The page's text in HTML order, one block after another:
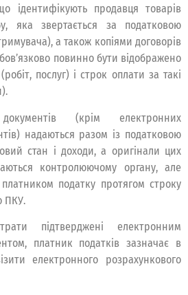
ідентифікують продавця товарів
яка звертається за податковою
а також копіями договорів
повинно бути відображено
послуг) і строк оплати за такі
(крім електронних
надаються разом із податковою
стан і доходи, а оригінали цих
контролюючому органу, але
платником податку протягом строку
ПКУ.
підтверджені електронним
платник податків зазначає в
електронного розрахункового